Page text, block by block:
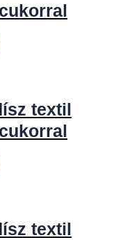
textil
textil